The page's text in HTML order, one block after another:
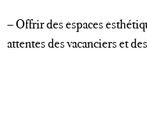
– Offrir des espaces
attentes des vacanciers et